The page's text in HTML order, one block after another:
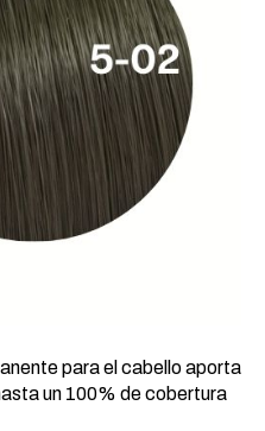
para el cabello aporta
un 100% de cobertura